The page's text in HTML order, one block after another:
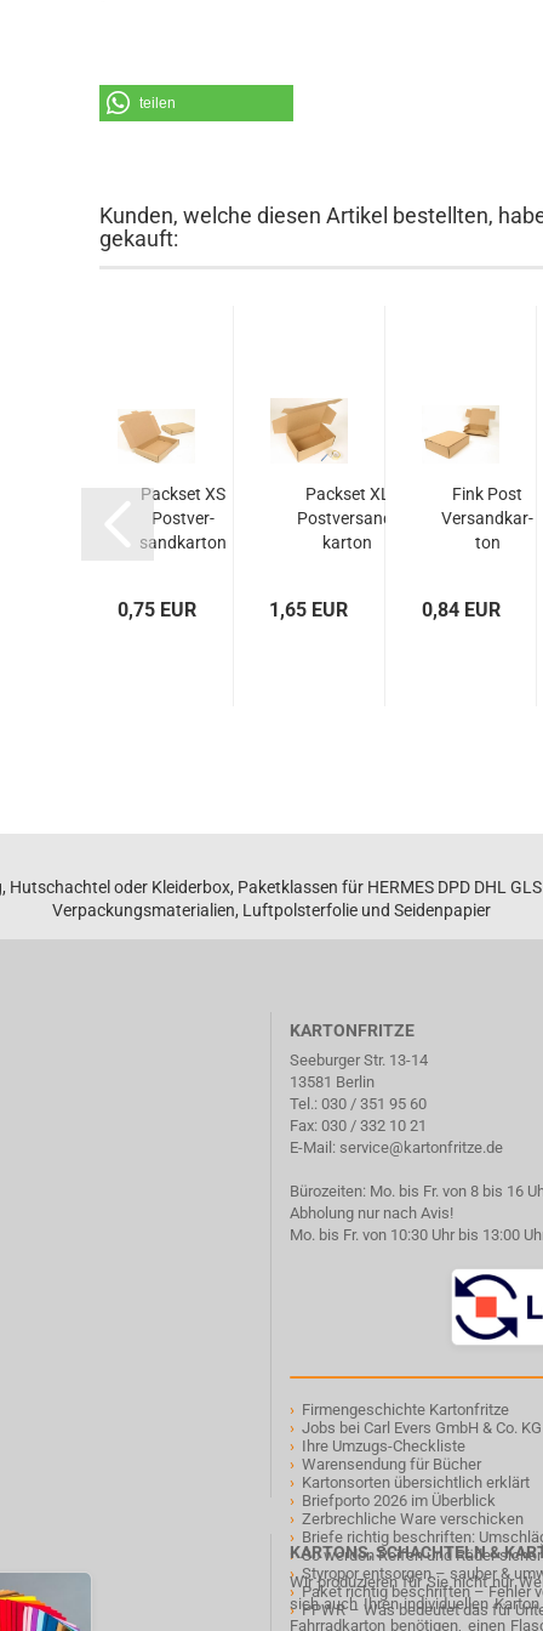
teilen
Kunden, welche diesen Artikel bestellten,
gekauft:
Pack­set XS
Post­ver­
sand­kar­ton
0,75 EUR
Pack­set XL
Post­ver­sand­
kar­ton
1,65 EUR
Fink Post
Ver­sand­kar­
ton
0,84 EUR
Hutschachtel oder Kleiderbox, Paketklassen für HERMES DPD DHL
Verpackungsmaterialien, Luftpolsterfolie und Seidenpapier
KARTONFRITZE
Seeburger Str. 13-14
13581 Berlin
Tel.: 030 / 351 95 60
Fax: 030 / 332 10 21
E-Mail: service@kartonfritze.de
Bürozeiten: Mo. bis Fr. von 8 bis 16
Abholung nur nach Avis!
Mo. bis Fr. von 10:30 Uhr bis 13:00
› Firmengeschichte Kartonfritze
› Jobs bei Carl Evers GmbH & Co. KG
› Ihre Umzugs-Checkliste
› Warensendung für Bücher
› Kartonsorten übersichtlich erklärt
› Briefporto 2026 im Überblick
› Zerbrechliche Ware verschicken
› Briefe richtig beschriften:
› So werden Reifen und Räder
› Styropor entsorgen – sauber &
› Paket richtig beschriften – Fehler
› PPWR – Was bedeutet das für
KARTONS, SCHACHTELN &
Wir produzieren für Sie nicht nur
sich auch Ihren individuellen
Fahrradkarton benötigen, einen